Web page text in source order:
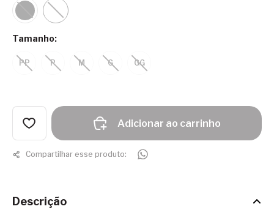
Tamanho:
PP P M G GG
Adicionar ao carrinho
Compartilhar esse produto:
Descrição